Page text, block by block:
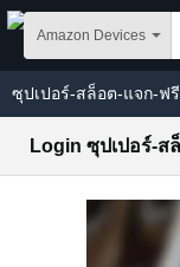
Skip to main content
Amazon Devices
ซุปเปอร์-สล็อต-แจก-ฟ
Login ซุปเปอร์-ส